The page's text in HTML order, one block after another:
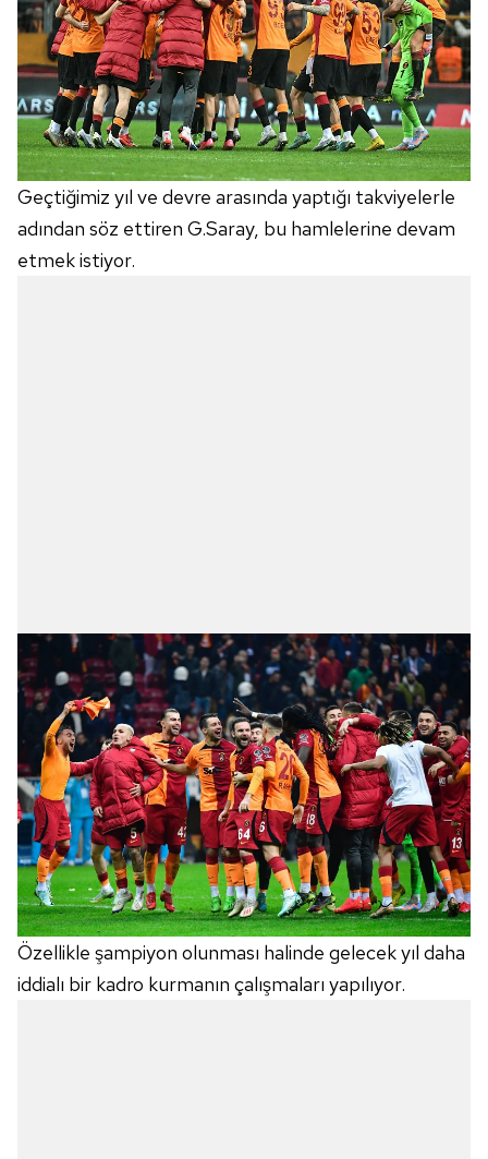
Geçtiğimiz yıl ve devre arasında yaptığı takviyelerle
adından söz ettiren G.Saray, bu hamlelerine devam
etmek istiyor.
Özellikle şampiyon olunması halinde gelecek yıl daha
iddialı bir kadro kurmanın çalışmaları yapılıyor.